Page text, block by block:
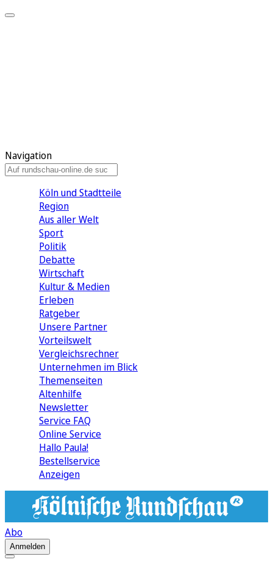
Navigation
Köln und Stadtteile
Region
Aus aller Welt
Sport
Politik
Debatte
Wirtschaft
Kultur & Medien
Erleben
Ratgeber
Unsere Partner
Vorteilswelt
Vergleichsrechner
Unternehmen im Blick
Themenseiten
Altenhilfe
Newsletter
Service FAQ
Online Service
Hallo Paula!
Bestellservice
Anzeigen
Abo
Anmelden